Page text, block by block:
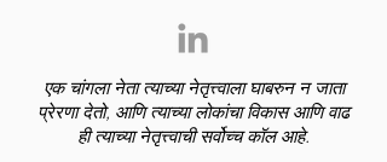
एक चांगला नेता त्याच्या नेतृत्त्वाला घाबरुन न जाता
प्रेरणा देतो, आणि त्याच्या लोकांचा विकास आणि वाढ
ही त्याच्या नेतृत्त्वाची सर्वोच्च कॉल आहे.